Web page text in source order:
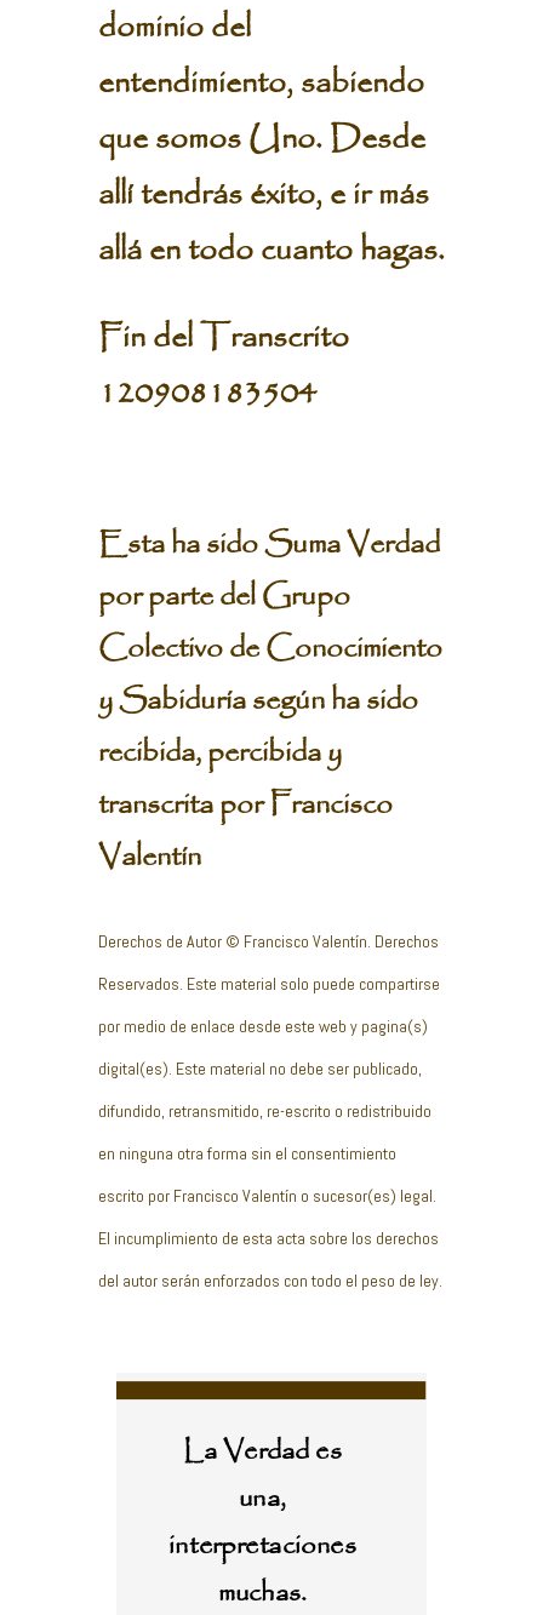
dominio del
entendimiento, sabiendo
que somos Uno. Desde
allí tendrás éxito, e ir más
allá en todo cuanto hagas.
Fin del Transcrito
120908183504
Esta ha sido Suma Verdad
por parte del Grupo
Colectivo de Conocimiento
y Sabiduría según ha sido
recibida, percibida y
transcrita por Francisco
Valentín
Derechos de Autor © Francisco Valentín. Derechos
Reservados. Este material solo puede compartirse
por medio de enlace desde este web y pagina(s)
digital(es). Este material no debe ser publicado,
difundido, retransmitido, re-escrito o redistribuido
en ninguna otra forma sin el consentimiento
escrito por Francisco Valentín o sucesor(es) legal.
El incumplimiento de esta acta sobre los derechos
del autor serán enforzados con todo el peso de ley.
La Verdad es
una,
interpretaciones
muchas.